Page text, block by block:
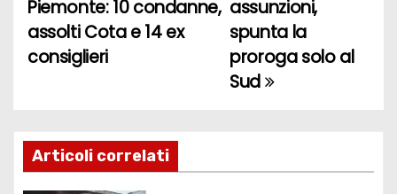
a
v
g
a
assunzioni,
spunta la
proroga solo al
Sud
Piemonte: 10 condanne,
assolti Cota e 14 ex
consiglieri
Articoli correlati